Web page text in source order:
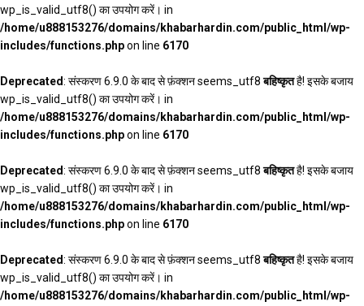
wp_is_valid_utf8() का उपयोग करें। in
/home/u888153276/domains/khabarhardin.com/public_html/wp-
includes/functions.phpon line 6170
Deprecated: संस्करण 6.9.0 के बाद से फ़ंक्शन seems_utf8बहिष्कृतहै! इसके बजाय
wp_is_valid_utf8() का उपयोग करें। in
/home/u888153276/domains/khabarhardin.com/public_html/wp-
includes/functions.phpon line 6170
Deprecated: संस्करण 6.9.0 के बाद से फ़ंक्शन seems_utf8बहिष्कृतहै! इसके बजाय
wp_is_valid_utf8() का उपयोग करें। in
/home/u888153276/domains/khabarhardin.com/public_html/wp-
includes/functions.phpon line 6170
Deprecated: संस्करण 6.9.0 के बाद से फ़ंक्शन seems_utf8बहिष्कृतहै! इसके बजाय
wp_is_valid_utf8() का उपयोग करें। in
/home/u888153276/domains/khabarhardin.com/public_html/wp-